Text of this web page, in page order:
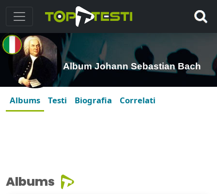
Album Johann Sebastian Bach
Albums Testi Biografia Correlati
Albums